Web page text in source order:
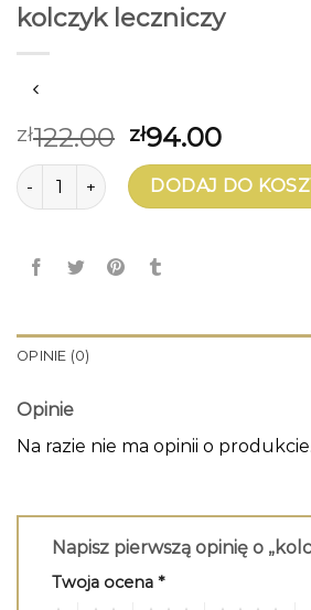
kolczyk leczniczy
zł122.00 zł94.00
ilość kolczyk leczniczyDODAJ DO
OPINIE (0)
Opinie
Na razie nie ma opinii o produkcie.
Napisz pierwszą opinię o
Twoja ocena *